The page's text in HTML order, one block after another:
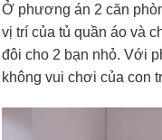
Ở phương án 2 căn
vị trí của tủ quần áo và
đôi cho 2 bạn nhỏ. Với
không vui chơi của con